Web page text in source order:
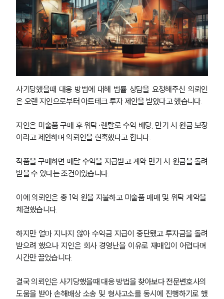
사기당했을때 대응 방법에 대해 법률 상담을 요청해주신 의뢰인
은 오랜 지인으로부터 아트테크 투자 제안을 받았다고 했습니다.
지인은 미술품 구매 후 위탁·렌탈로 수익 배당, 만기 시 원금 보장
이라고 제안하며 의뢰인을 현혹했다고 합니다.
작품을 구매하면 매달 수익을 지급받고 계약 만기 시 원금을 돌려
받을 수 있다는 조건이었습니다.
이에 의뢰인은 총 1억 원을 지불하고 미술품 매매 및 위탁 계약을
체결했습니다.
하지만 얼마 지나지 않아 수익금 지급이 중단됐고 투자금을 돌려
받으려 했으나 지인은 회사 경영난을 이유로 재매입이 어렵다며
시간만 끌었습니다.
결국 의뢰인은 사기당했을때 대응 방법을 찾아보다 전문변호사의
도움을 받아 손해배상 소송 및 형사고소를 동시에 진행하기로 했